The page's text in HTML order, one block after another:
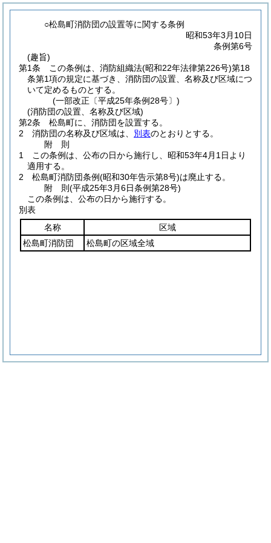
○松島町消防団の設置等に関する条例
昭和53年3月10日
条例第6号
(趣旨)
第1条
この条例は、消防組織法(昭和22年法律第226号)第18
条第1項の規定に基づき、消防団の設置、名称及び区域につ
いて定めるものとする。
(一部改正〔平成25年条例28号〕)
(消防団の設置、名称及び区域)
第2条
松島町に、消防団を設置する。
2
消防団の名称及び区域は、 別表のとおりとする。
附 則
1
この条例は、公布の日から施行し、昭和53年4月1日より
適用する。
2
松島町消防団条例(昭和30年告示第8号)は廃止する。
附 則(平成25年3月6日条例第28号)
この条例は、公布の日から施行する。
別表
名称
区域
松島町消防団
松島町の区域全域